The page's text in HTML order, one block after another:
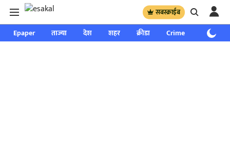
सबस्क्राईब
Epaper ताज्या देश शहर क्रीडा Crime साप्ताहिक